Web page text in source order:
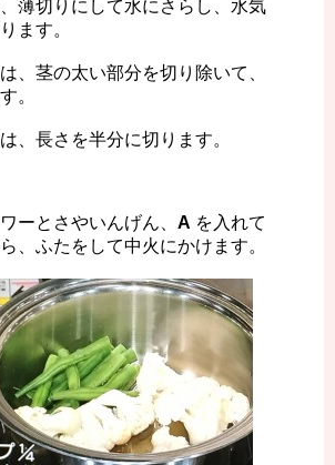
薄切りにして水にさらし、水気
ます。
、茎の太い部分を切り除いて、
。
、長さを半分に切ります。
ーとさやいんげん、 A を入れて
、ふたをして中火にかけます。